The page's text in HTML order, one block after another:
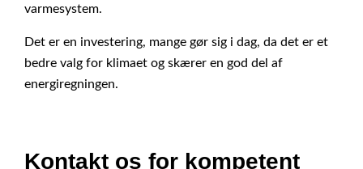
varmesystem.
Det er en investering, mange gør sig i dag, da det er et
bedre valg for klimaet og skærer en god del af
energiregningen.
Kontakt os for kompetent